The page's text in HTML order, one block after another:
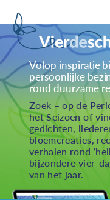
Home
Over
Over
Over Eten
Over
Inzenden
Over ons
Volop inspiratie
persoonlijke
rond duurzame
Zoek – op de
het Seizoen of
gedichten,
bloemcreaties,
verhalen rond
bijzondere vier-
van het jaar.